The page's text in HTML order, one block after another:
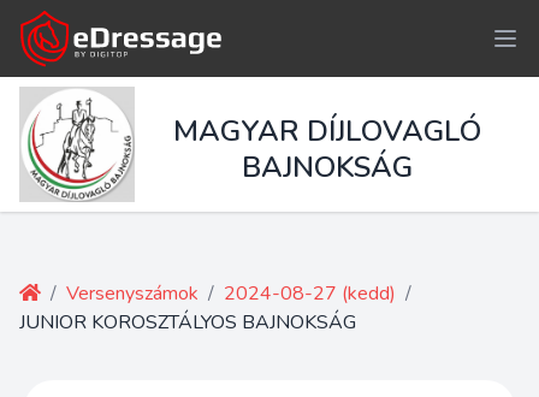
MAGYAR DÍJLOVAGLÓ
BAJNOKSÁG
/ Versenyszámok / 2024-08-27 (kedd) /
JUNIOR KOROSZTÁLYOS BAJNOKSÁG